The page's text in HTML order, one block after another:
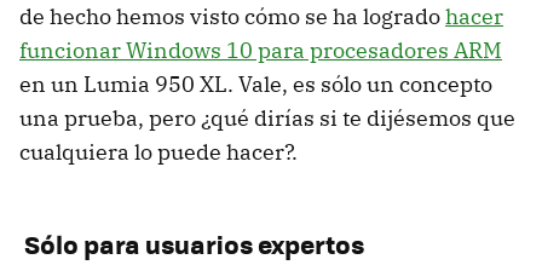
de hecho hemos visto cómo se ha logradohacer
funcionar Windows 10 para procesadores ARM
en un Lumia 950 XL. Vale, es sólo un concepto
una prueba, pero ¿qué dirías si te dijésemos que
cualquiera lo puede hacer?.
Sólo para usuarios expertos